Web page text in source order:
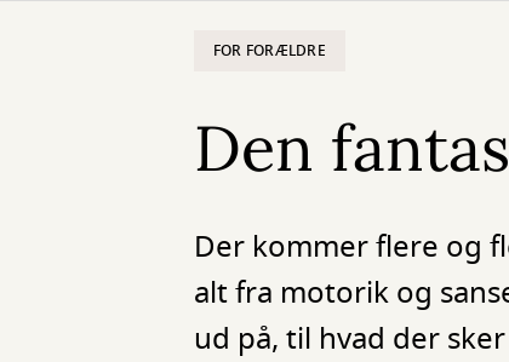
FOR FORÆLDRE
Den
Der kommer flere og
alt fra motorik og
ud på, til hvad der